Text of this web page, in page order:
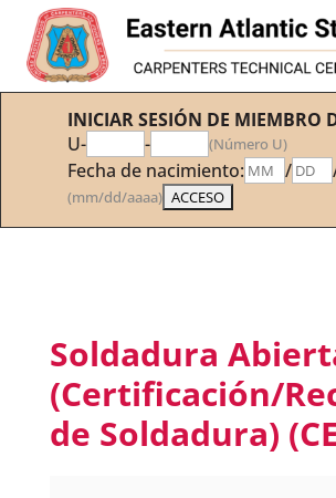
INICIAR SESIÓN DE MIEMBRO
U-
- (Número U)
Fecha de nacimiento: /
(mm/dd/aaaa)
Soldadura
(Certificación/
de Soldadura)